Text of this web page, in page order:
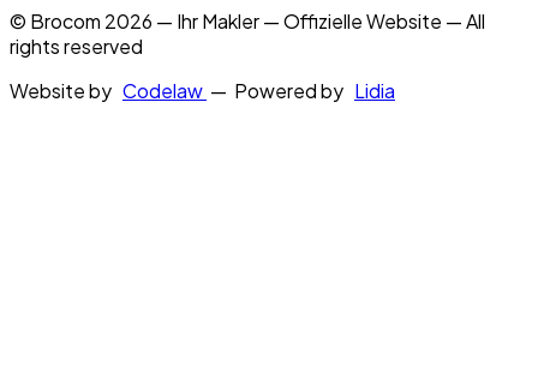
© Brocom 2026 — Ihr Makler — Offizielle Website — All
rights reserved
Website by Codelaw — Powered by Lidia